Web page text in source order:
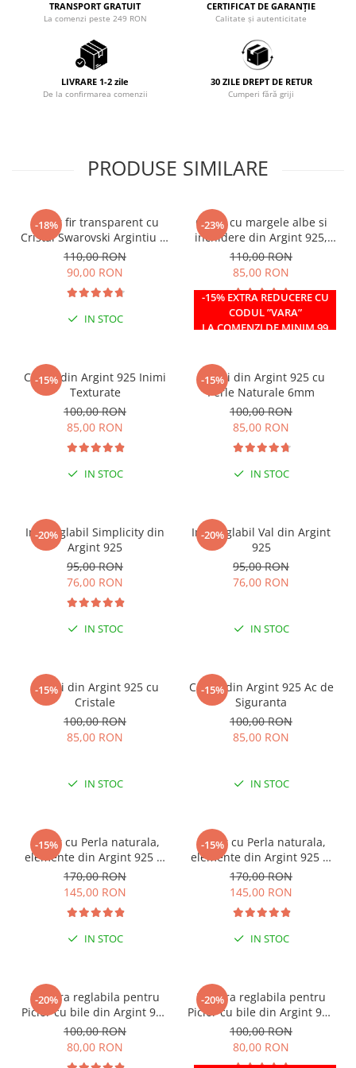
TRANSPORT GRATUIT
La comenzi peste 249 RON
CERTIFICAT DE GARANȚIE
Calitate și autenticitate
LIVRARE 1-2 zile
De la confirmarea comenzii
30 ZILE DREPT DE RETUR
Cumperi fără griji
PRODUSE SIMILARE
-18%
Colier fir transparent cu
Cristal Swarovski Argintiu in
Caseta din Argint 925
110,00 RON
90,00 RON
IN STOC
-23%
-15% EXTRA REDUCERE CU
CODUL ”VARA”
LA COMENZI DE MINIM 99
Colier cu margele albe si
inchidere din Argint 925,
reglabil 38-41 cm
110,00 RON
85,00 RON
IN STOC
-15%
Cercei din Argint 925 Inimi
Texturate
100,00 RON
85,00 RON
IN STOC
-15%
Cercei din Argint 925 cu
Perle Naturale 6mm
100,00 RON
85,00 RON
IN STOC
-20%
Inel reglabil Simplicity din
Argint 925
95,00 RON
76,00 RON
IN STOC
-20%
Inel reglabil Val din Argint
925
95,00 RON
76,00 RON
IN STOC
-15%
Cercei din Argint 925 cu
Cristale
100,00 RON
85,00 RON
IN STOC
-15%
Cercei din Argint 925 Ac de
Siguranta
100,00 RON
85,00 RON
IN STOC
-15%
Colier cu Perla naturala,
elemente din Argint 925 si
margele Miyuki, multicolor
170,00 RON
145,00 RON
IN STOC
-15%
Colier cu Perla naturala,
elemente din Argint 925 si
margele Miyuki, verde/kiwi
170,00 RON
145,00 RON
IN STOC
-20%
Bratara reglabila pentru
Picior cu bile din Argint 925
si margele Miyuki rosii
100,00 RON
80,00 RON
-20%
Bratara reglabila pentru
Picior cu bile din Argint 925
si margele Miyuki verzi
100,00 RON
80,00 RON